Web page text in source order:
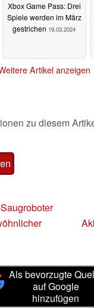
Xbox Game Pass: Drei
Spiele werden im März
gestrichen 19.03.2024
Artikel anzeigen
zu diesem
Als bevorzugte
auf Google
hinzufügen